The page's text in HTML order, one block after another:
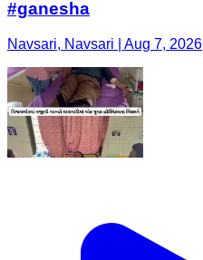
#ganesha
Navsari, Navsari | Aug 7, 2026